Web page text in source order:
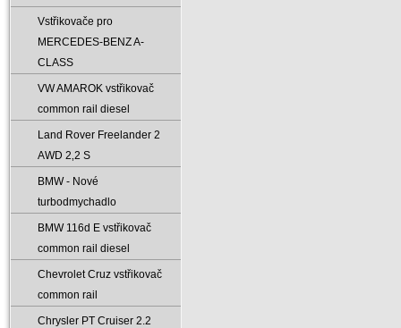
Vstřikovače pro
MERCEDES-BENZ A-
CLASS
VW AMAROK vstřikovač
common rail diesel
Land Rover Freelander 2
AWD 2‚2 S
BMW - Nové
turbodmychadlo
BMW 116d E vstřikovač
common rail diesel
Chevrolet Cruz vstřikovač
common rail
Chrysler PT Cruiser 2.2